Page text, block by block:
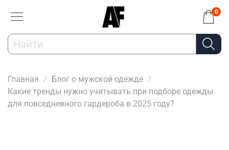
0
Главная
Блог о мужской одежде
Какие тренды нужно учитывать при подборе одежды
для повседневного гардероба в 2025 году?